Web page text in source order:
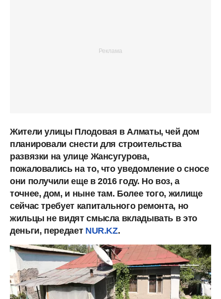
Жители улицы Плодовая в Алматы, чей дом
планировали снести для строительства
развязки на улице Жансугурова,
пожаловались на то, что уведомление о сносе
они получили еще в 2016 году. Но воз, а
точнее, дом, и ныне там. Более того, жилище
сейчас требует капитального ремонта, но
жильцы не видят смысла вкладывать в это
деньги, передает NUR.KZ.